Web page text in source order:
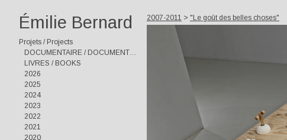
Émilie Bernard
Projets / Projects
DOCUMENTAIRE / DOCUMENTARY
LIVRES / BOOKS
2026
2025
2024
2023
2022
2021
2020
2007-2011 > "Le goût des belles choses"